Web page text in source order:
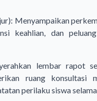
Menyampaikan
keahlian, dan
lembar rapot
ruang konsultasi
perilaku siswa